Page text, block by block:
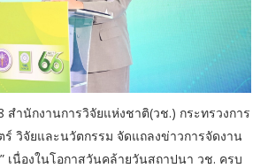
สำนักงานการวิจัยแห่งชาติ(วช.) กระทรวงการ
วิจัยและนวัตกรรม จัดแถลงข่าวการจัดงาน
เนื่องในโอกาสวันคล้ายวันสถาปนา วช. ครบ